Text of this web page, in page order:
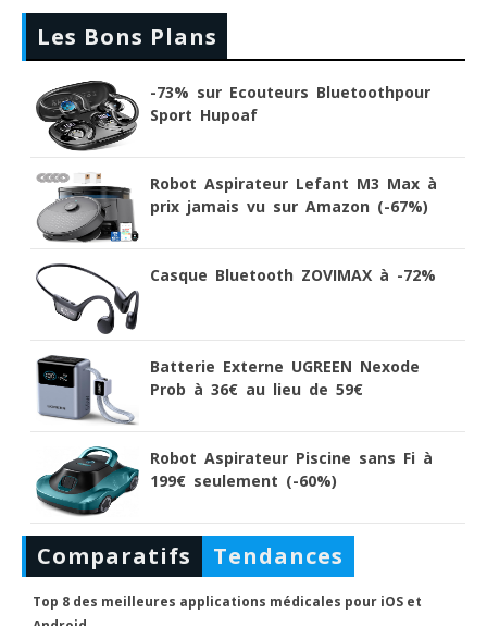
Les Bons Plans
-73% sur Ecouteurs Bluetoothpour
Sport Hupoaf
Robot Aspirateur Lefant M3 Max à
prix jamais vu sur Amazon (-67%)
Casque Bluetooth ZOVIMAX à -72%
Batterie Externe UGREEN Nexode
Prob à 36€ au lieu de 59€
Robot Aspirateur Piscine sans Fi à
199€ seulement (-60%)
Comparatifs Tendances
Top 8 des meilleures applications médicales pour iOS et